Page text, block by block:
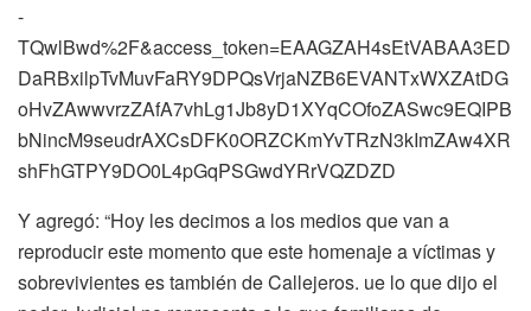
-
TQwlBwd%2F&access_token=EAAGZAH4sEtVABAA3ED
DaRBxilpTvMuvFaRY9DPQsVrjaNZB6EVANTxWXZAtDG
oHvZAwwvrzZAfA7vhLg1Jb8yD1XYqCOfoZASwc9EQIPB
bNincM9seudrAXCsDFK0ORZCKmYvTRzN3kImZAw4XR
shFhGTPY9DO0L4pGqPSGwdYRrVQZDZD
Y agregó: “Hoy les decimos a los medios que van a
reproducir este momento que este homenaje a víctimas y
sobrevivientes es también de Callejeros. ue lo que dijo el